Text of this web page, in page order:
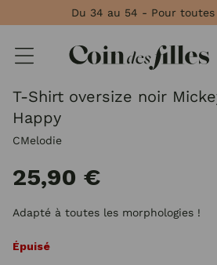
Du 34 au 54 - Pour toutes
T-Shirt oversize noir
Happy
CMelodie
25,90 €
Adapté à toutes les morphologies !
Épuisé
Panneau de gestion des cookies